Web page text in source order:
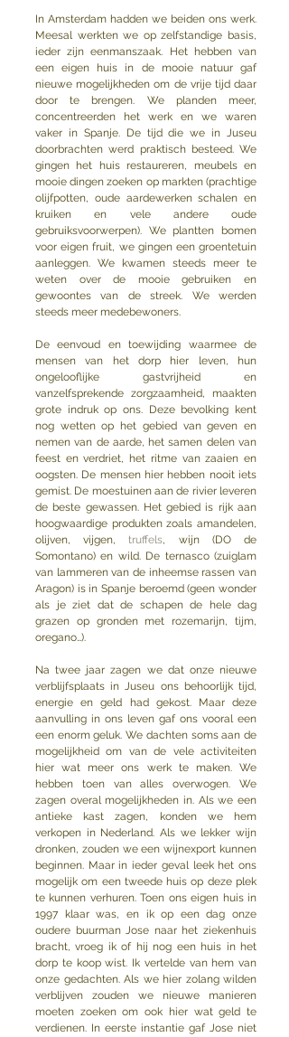
In Amsterdam hadden we beiden ons werk.
Meesal werkten we op zelfstandige basis,
ieder zijn eenmanszaak. Het hebben van
een eigen huis in de mooie natuur gaf
nieuwe mogelijkheden om de vrije tijd daar
door te brengen. We planden meer,
concentreerden het werk en we waren
vaker in Spanje. De tijd die we in Juseu
doorbrachten werd praktisch besteed. We
gingen het huis restaureren, meubels en
mooie dingen zoeken op markten (prachtige
olijfpotten, oude aardewerken schalen en
kruiken en vele andere oude
gebruiksvoorwerpen). We plantten bomen
voor eigen fruit, we gingen een groentetuin
aanleggen. We kwamen steeds meer te
weten over de mooie gebruiken en
gewoontes van de streek. We werden
steeds meer medebewoners.
De eenvoud en toewijding waarmee de
mensen van het dorp hier leven, hun
ongelooflijke gastvrijheid en
vanzelfsprekende zorgzaamheid, maakten
grote indruk op ons. Deze bevolking kent
nog wetten op het gebied van geven en
nemen van de aarde, het samen delen van
feest en verdriet, het ritme van zaaien en
oogsten. De mensen hier hebben nooit iets
gemist. De moestuinen aan de rivier leveren
de beste gewassen. Het gebied is rijk aan
hoogwaardige produkten zoals amandelen,
olijven, vijgen, truffels, wijn (DO de
Somontano) en wild. De ternasco (zuiglam
van lammeren van de inheemse rassen van
Aragon) is in Spanje beroemd (geen wonder
als je ziet dat de schapen de hele dag
grazen op gronden met rozemarijn, tijm,
oregano…).
Na twee jaar zagen we dat onze nieuwe
verblijfsplaats in Juseu ons behoorlijk tijd,
energie en geld had gekost. Maar deze
aanvulling in ons leven gaf ons vooral een
een enorm geluk. We dachten soms aan de
mogelijkheid om van de vele activiteiten
hier wat meer ons werk te maken. We
hebben toen van alles overwogen. We
zagen overal mogelijkheden in. Als we een
antieke kast zagen, konden we hem
verkopen in Nederland. Als we lekker wijn
dronken, zouden we een wijnexport kunnen
beginnen. Maar in ieder geval leek het ons
mogelijk om een tweede huis op deze plek
te kunnen verhuren. Toen ons eigen huis in
1997 klaar was, en ik op een dag onze
oudere buurman Jose naar het ziekenhuis
bracht, vroeg ik of hij nog een huis in het
dorp te koop wist. Ik vertelde van hem van
onze gedachten. Als we hier zolang wilden
verblijven zouden we nieuwe manieren
moeten zoeken om ook hier wat geld te
verdienen. In eerste instantie gaf Jose niet